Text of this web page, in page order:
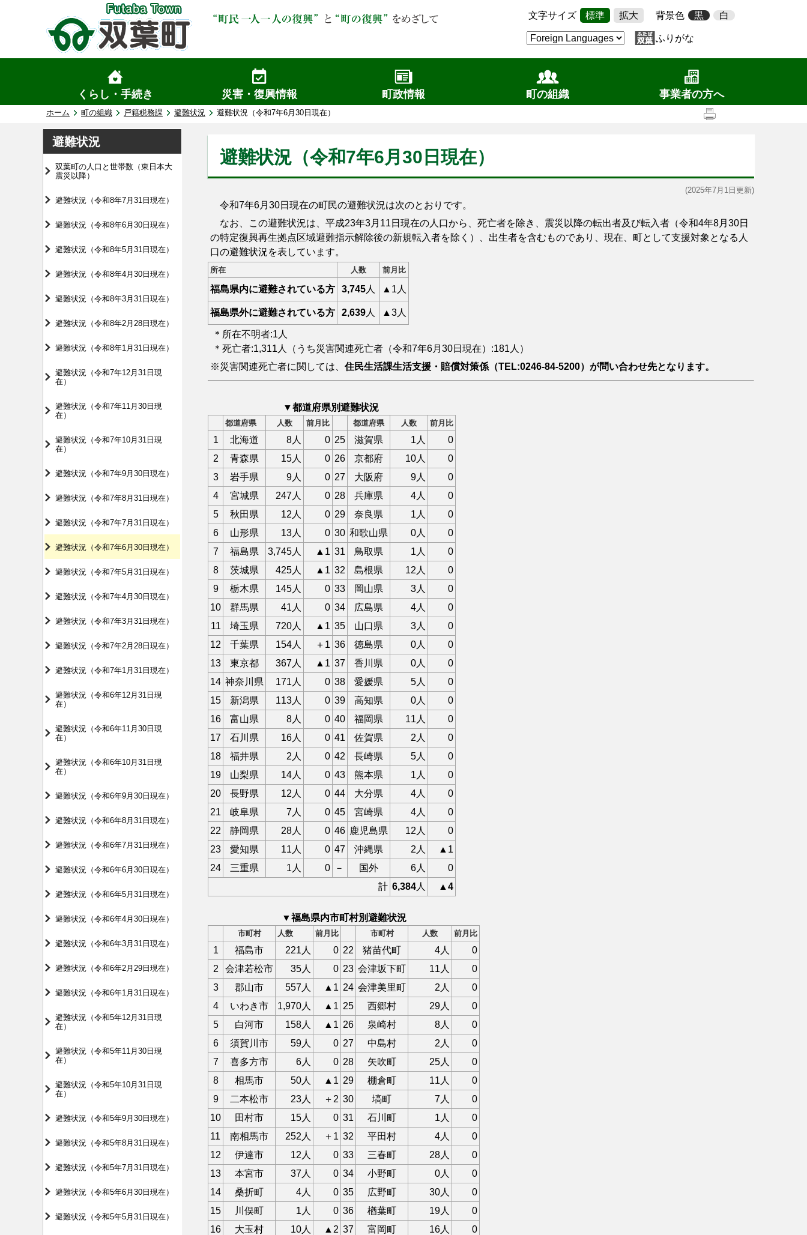
文字サイズ 標準 拡大 背景色 黒 白
ふりがな
くらし・手続き 災害・復興情報 町政情報 町の組織 事業者の方へ
ホーム 町の組織 戸籍税務課 避難状況 避難状況（令和7年6月30日現在）
避難状況
双葉町の人口と世帯数（東日本大
震災以降）
避難状況（令和8年7月31日現在）
避難状況（令和8年6月30日現在）
避難状況（令和8年5月31日現在）
避難状況（令和8年4月30日現在）
避難状況（令和8年3月31日現在）
避難状況（令和8年2月28日現在）
避難状況（令和8年1月31日現在）
避難状況（令和7年12月31日現
在）
避難状況（令和7年11月30日現
在）
避難状況（令和7年10月31日現
在）
避難状況（令和7年9月30日現在）
避難状況（令和7年8月31日現在）
避難状況（令和7年7月31日現在）
避難状況（令和7年6月30日現在）
避難状況（令和7年5月31日現在）
避難状況（令和7年4月30日現在）
避難状況（令和7年3月31日現在）
避難状況（令和7年2月28日現在）
避難状況（令和7年1月31日現在）
避難状況（令和6年12月31日現
在）
避難状況（令和6年11月30日現
在）
避難状況（令和6年10月31日現
在）
避難状況（令和6年9月30日現在）
避難状況（令和6年8月31日現在）
避難状況（令和6年7月31日現在）
避難状況（令和6年6月30日現在）
避難状況（令和6年5月31日現在）
避難状況（令和6年4月30日現在）
避難状況（令和6年3月31日現在）
避難状況（令和6年2月29日現在）
避難状況（令和6年1月31日現在）
避難状況（令和5年12月31日現
在）
避難状況（令和5年11月30日現
在）
避難状況（令和5年10月31日現
在）
避難状況（令和5年9月30日現在）
避難状況（令和5年8月31日現在）
避難状況（令和5年7月31日現在）
避難状況（令和5年6月30日現在）
避難状況（令和5年5月31日現在）
避難状況（令和7年6月30日現在）
(2025年7月1日更新)
令和7年6月30日現在の町民の避難状況は次のとおりです。
なお、この避難状況は、平成23年3月11日現在の人口から、死亡者を除き、震災以降の転出者及び転入者（令和4年8月30日
の特定復興再生拠点区域避難指示解除後の新規転入者を除く）、出生者を含むものであり、現在、町として支援対象となる人
口の避難状況を表しています。
所在 人数 前月比
福島県内に避難されている方 3,745人 ▲1人
福島県外に避難されている方 2,639人 ▲3人
＊所在不明者:1人
＊死亡者:1,311人（うち災害関連死亡者（令和7年6月30日現在）:181人）
※災害関連死亡者に関しては、 住民生活課生活支援・賠償対策係（TEL:0246-84-5200）が問い合わせ先となります。
▼都道府県別避難状況
都道府県 人数 前月比 都道府県 人数 前月比
1 北海道 8人 0 25 滋賀県 1人
0
2
青森県 15人 0 26 京都府 10人
0
3
岩手県 9人 0 27 大阪府 9人
0
4
宮城県 247人 0 28 兵庫県 4人
0
5
秋田県 12人 0 29 奈良県 1人
0
6
山形県 13人 0 30 和歌山県 0人
0
7
福島県 3,745人 ▲1 31 鳥取県 1人
0
8
茨城県 425人 ▲1 32 島根県 12人
0
9
栃木県 145人 0 33 岡山県 3人
0
10
群馬県 41人 0 34 広島県 4人
0
11
埼玉県 720人 ▲1 35 山口県 3人
0
12
千葉県 154人 ＋1 36 徳島県 0人
0
13
東京都 367人 ▲1 37 香川県 0人
0
14 神奈川県 171人 0 38 愛媛県 5人
0
15
新潟県 113人 0 39 高知県 0人
0
16
富山県 8人 0 40 福岡県 11人
0
17
石川県 16人 0 41 佐賀県 2人
0
18
福井県 2人 0 42 長崎県 5人
0
19
山梨県 14人 0 43 熊本県 1人
0
20
長野県 12人 0 44 大分県 4人
0
21
岐阜県 7人 0 45 宮崎県 4人
0
22
静岡県 28人 0 46 鹿児島県 12人
0
23
愛知県 11人 0 47 沖縄県 2人
▲1
24
三重県 1人 0 － 国外 6人
0
計 6,384人 ▲4
▼福島県内市町村別避難状況
市町村 人数 前月比 市町村 人数 前月比
1 福島市 221人 0 22 猪苗代町 4人
0
2
会津若松市 35人 0 23 会津坂下町 11人
0
3
郡山市 557人 ▲1 24 会津美里町 2人
0
4
いわき市 1,970人 ▲1 25 西郷村 29人
0
5
白河市 158人 ▲1 26 泉崎村 8人
0
6
須賀川市 59人 0 27 中島村 2人
0
7
喜多方市 6人 0 28 矢吹町 25人
0
8
相馬市 50人 ▲1 29 棚倉町 11人
0
9
二本松市 23人 ＋2 30 塙町 7人
0
10
田村市 15人 0 31 石川町 1人
0
11
南相馬市 252人 ＋1 32 平田村 4人
0
12
伊達市 12人 0 33 三春町 28人
0
13
本宮市 37人 0 34 小野町 0人
0
14
桑折町 4人 0 35 広野町 30人
0
15
川俣町 1人 0 36 楢葉町 19人
0
16
大玉村 10人 ▲2 37 富岡町 16人
0